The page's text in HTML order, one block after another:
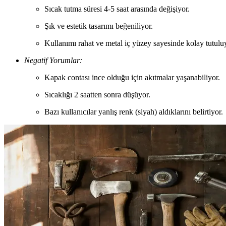
Sıcak tutma süresi 4-5 saat arasında değişiyor.
Şık ve estetik tasarımı beğeniliyor.
Kullanımı rahat ve metal iç yüzey sayesinde kolay
Negatif Yorumlar:
Kapak contası ince olduğu için akıtmalar yaşanabiliyor.
Sıcaklığı 2 saatten sonra düşüyor.
Bazı kullanıcılar yanlış renk (siyah) aldıklarını belirtiyor.